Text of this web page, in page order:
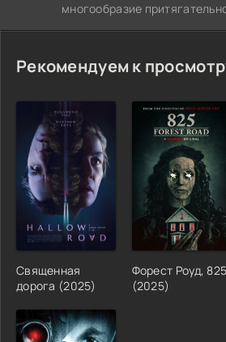
многообразие
Рекомендуем к
Священная
дорога (2025)
Форест Роуд, 825
(2025)